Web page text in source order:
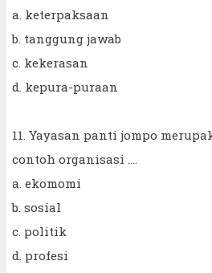
a. keterpaksaan
b. tanggung jawab
c. kekerasan
d. kepura-puraan
11. Yayasan panti jompo
contoh organisasi ....
a. ekomomi
b. sosial
c. politik
d. profesi